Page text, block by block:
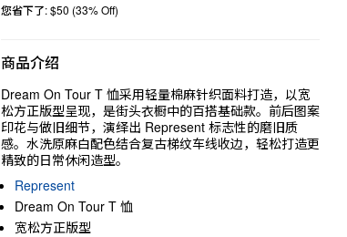
您省下了: $50 (33% Off)
商品介绍
Dream On Tour T 恤采用轻量棉麻针织面料打造，以宽
松方正版型呈现，是街头衣橱中的百搭基础款。前后图案
印花与做旧细节，演绎出 Represent 标志性的磨旧质
感。水洗原麻白配色结合复古梯纹车线收边，轻松打造更
精致的日常休闲造型。
Represent
Dream On Tour T 恤
宽松方正版型